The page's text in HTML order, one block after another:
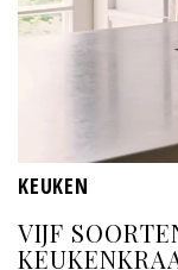
KEUKEN
VIJF